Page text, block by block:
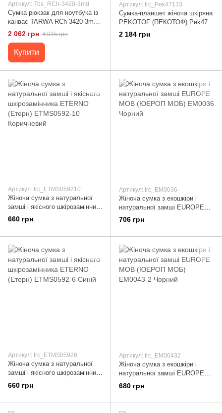
Артикул: 7bs_RCh-3420-3md
Сумка рюкзак для ноутбука із
канвас TARWA RCh-3420-3md
Коричневий
2 062 грн 4 015 грн
Купити
Артикул: trc_Pek47133
Сумка-планшет жіноча шкіряна
PEKOTOF (ПЕКОТОФ) Pek47-
13-3 Коричневий
2 184 грн
Артикул: trc_ETMS059210
Жіноча сумка з натуральної
замші і якісного шкірозамінника
ETERNO (Етерн) ETMS0592-10
Коричневий
660 грн
Артикул: trc_EM0036
Жіноча сумка з екошкіри і
натуральної замші EUROPE
MOB (ЮЕРОП МОБ) EM0036
Чорний
706 грн
Артикул: trc_ETMS05926
Жіноча сумка з натуральної
замші і якісного шкірозамінника
ETERNO (Етерн) ETMS0592-6
660 грн
Артикул: trc_EM00432
Жіноча сумка з екошкіри і
натуральної замші EUROPE
MOB (ЮЕРОП МОБ) EM0043-2
Чорний
680 грн